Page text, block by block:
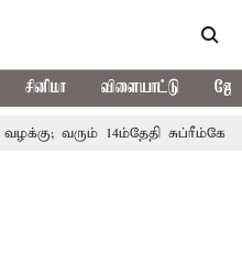
சினிமா விளையாட்டு
வரும் 14ம்தேதி சுப்ரீம்கோர்ட்டில்